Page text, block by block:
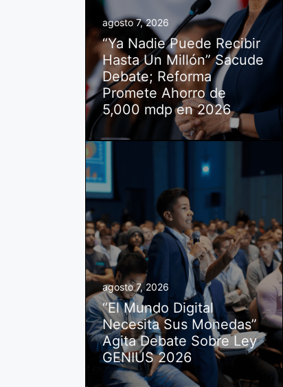
agosto 7, 2026
“Ya Nadie Puede Recibir
Hasta Un Millón” Sacude
Debate; Reforma
Promete Ahorro de
5,000 mdp en 2026
agosto 7, 2026
“El Mundo Digital
Necesita Sus Monedas”
Agita Debate Sobre Ley
GENIUS 2026